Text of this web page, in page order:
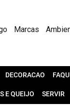
Marcas
DECORACAO
E QUEIJO SERVIR